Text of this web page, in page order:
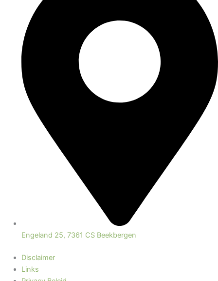
Engeland 25, 7361 CS Beekbergen
Disclaimer
Links